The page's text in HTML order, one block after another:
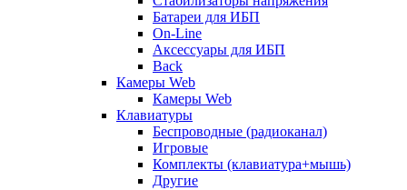
Батареи для ИБП
On-Line
Аксессуары для ИБП
Back
Камеры Web
Камеры Web
Клавиатуры
Беспроводные (радиоканал)
Игровые
Комплекты (клавиатура+мышь)
Другие